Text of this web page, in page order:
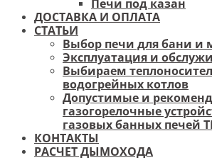
Печи под казан
ДОСТАВКА И ОПЛАТА
СТАТЬИ
Выбор печи для бани и
Эксплуатация и
Выбираем
водогрейных котлов
Допустимые и
газогорелочные
газовых банных печей
КОНТАКТЫ
РАСЧЕТ ДЫМОХОДА